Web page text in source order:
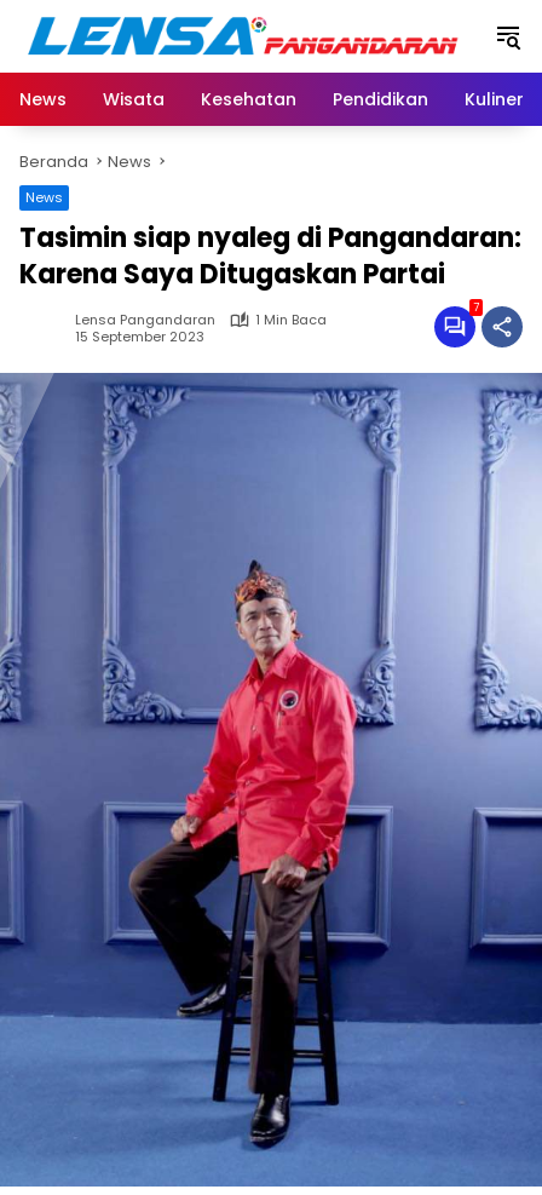
Langsung
konten
News
Wisata Kesehatan Pendidikan Kuliner
Beranda News
News
Tasimin siap nyaleg di Pangandaran:
Karena Saya Ditugaskan Partai
Lensa Pangandaran
1 Min Baca
15 September 2023
7